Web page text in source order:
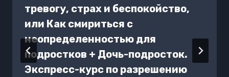
тревогу, страх и беспокойство,
или Как смириться с
неопределенностью для
подростков + Дочь-подросток.
Экспресс-курс по разрешению